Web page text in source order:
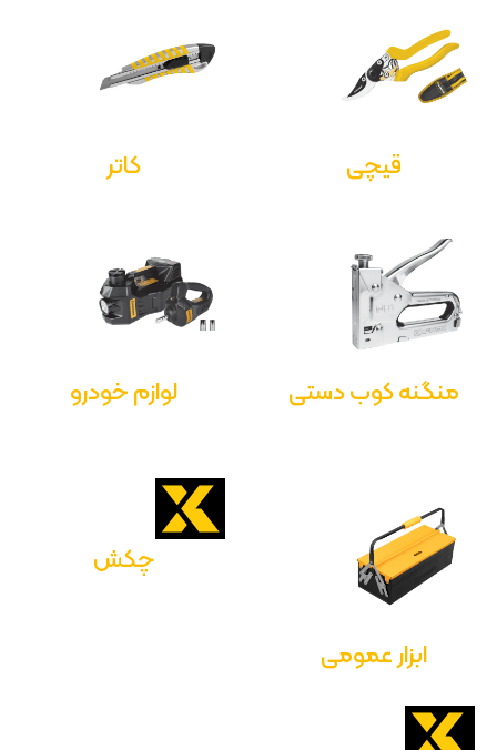
قیچی کاتر
منگنه کوب دستی لوازم خودرو
ابزار عمومی
چکش